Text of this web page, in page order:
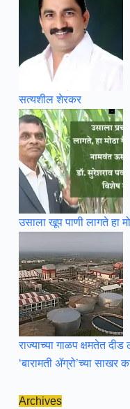
सत्यशील शेरकर
उसाला खूप पाणी लागते हा
राज्याच्या गाळप क्षमतेत
‘बारामती ॲग्रो’च्या साखर
Archives